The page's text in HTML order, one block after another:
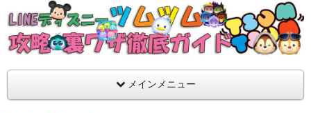
LINEディズニー ツムツム攻略・裏ワザ徹底
支持率No1！痒いところに手が届くツムツム攻略サイト！新ツ
ラ評価も丁寧に解説！ツムツムを120％楽しめるサイトを目指し
メインメニュー